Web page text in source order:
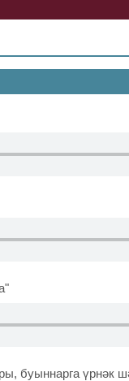
буыннарга үрнәк